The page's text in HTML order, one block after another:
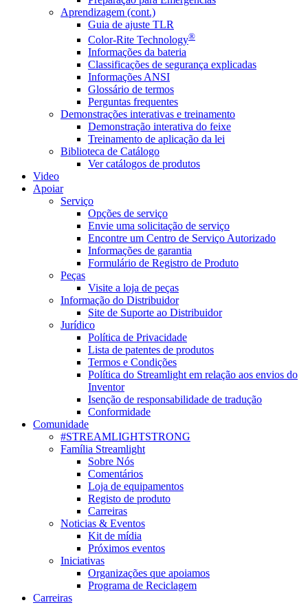
Aprendizagem (cont.)
Guia de ajuste TLR
Color-Rite Technology®
Informações da bateria
Classificações de segurança explicadas
Informações ANSI
Glossário de termos
Perguntas frequentes
Demonstrações interativas e treinamento
Demonstração interativa do feixe
Treinamento de aplicação da lei
Biblioteca de Catálogo
Ver catálogos de produtos
Video
Apoiar
Serviço
Opções de serviço
Envie uma solicitação de serviço
Encontre um Centro de Serviço Autorizado
Informações de garantia
Formulário de Registro de Produto
Peças
Visite a loja de peças
Informação do Distribuidor
Site de Suporte ao Distribuidor
Jurídico
Política de Privacidade
Lista de patentes de produtos
Termos e Condições
Política do Streamlight em relação aos envios do
Inventor
Isenção de responsabilidade de tradução
Conformidade
Comunidade
#STREAMLIGHTSTRONG
Família Streamlight
Sobre Nós
Comentários
Loja de equipamentos
Registo de produto
Carreiras
Noticias & Eventos
Kit de mídia
Próximos eventos
Iniciativas
Organizações que apoiamos
Programa de Reciclagem
Carreiras